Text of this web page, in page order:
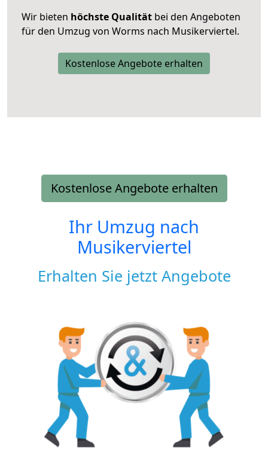
Wir bieten höchste Qualität bei den Angeboten
für den Umzug von Worms nach Musikerviertel.
Kostenlose Angebote erhalten
Kostenlose Angebote erhalten
Ihr Umzug nach
Musikerviertel
Erhalten Sie jetzt Angebote